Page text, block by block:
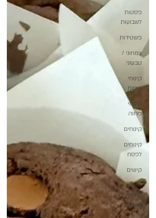
פסטות
לשבועות
פשטידות
צמחוני /
טבעוני
קינוחי
כוסות
קינוחי
פרווה
קינוחים
קינוחים
לפסח
קישים
קישים
ופשטידות
לשבועות